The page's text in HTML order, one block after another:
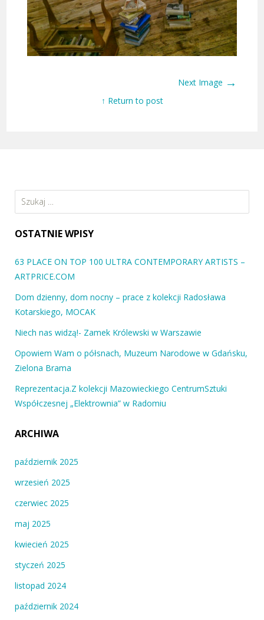
Next Image →
↑ Return to post
Szukaj:
OSTATNIE WPISY
63 PLACE ON TOP 100 ULTRA CONTEMPORARY ARTISTS –
ARTPRICE.COM
Dom dzienny, dom nocny – prace z kolekcji Radosława
Kotarskiego, MOCAK
Niech nas widzą!- Zamek Królewski w Warszawie
Opowiem Wam o półsnach, Muzeum Narodowe w Gdańsku,
Zielona Brama
Reprezentacja.Z kolekcji Mazowieckiego CentrumSztuki
Współczesnej „Elektrownia” w Radomiu
ARCHIWA
październik 2025
wrzesień 2025
czerwiec 2025
maj 2025
kwiecień 2025
styczeń 2025
listopad 2024
październik 2024